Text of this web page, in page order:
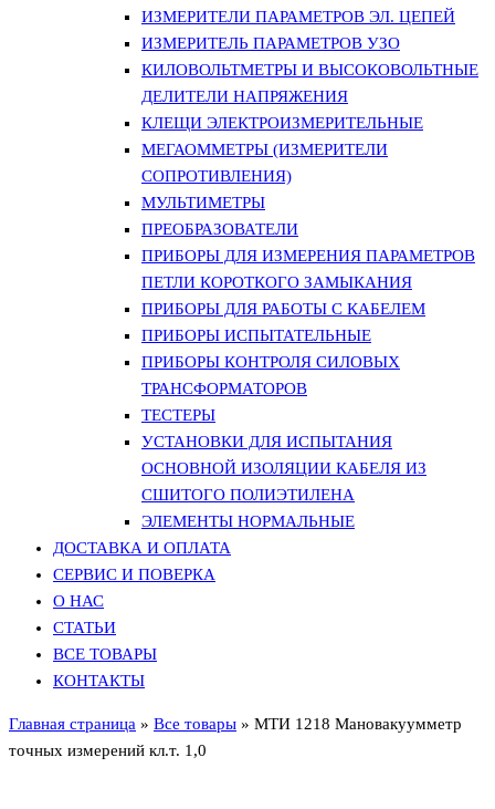
ИЗМЕРИТЕЛИ ПАРАМЕТРОВ ЭЛ. ЦЕПЕЙ
ИЗМЕРИТЕЛЬ ПАРАМЕТРОВ УЗО
КИЛОВОЛЬТМЕТРЫ И ВЫСОКОВОЛЬТНЫЕ
ДЕЛИТЕЛИ НАПРЯЖЕНИЯ
КЛЕЩИ ЭЛЕКТРОИЗМЕРИТЕЛЬНЫЕ
МЕГАОММЕТРЫ (ИЗМЕРИТЕЛИ
СОПРОТИВЛЕНИЯ)
МУЛЬТИМЕТРЫ
ПРЕОБРАЗОВАТЕЛИ
ПРИБОРЫ ДЛЯ ИЗМЕРЕНИЯ ПАРАМЕТРОВ
ПЕТЛИ КОРОТКОГО ЗАМЫКАНИЯ
ПРИБОРЫ ДЛЯ РАБОТЫ С КАБЕЛЕМ
ПРИБОРЫ ИСПЫТАТЕЛЬНЫЕ
ПРИБОРЫ КОНТРОЛЯ СИЛОВЫХ
ТРАНСФОРМАТОРОВ
ТЕСТЕРЫ
УСТАНОВКИ ДЛЯ ИСПЫТАНИЯ
ОСНОВНОЙ ИЗОЛЯЦИИ КАБЕЛЯ ИЗ
СШИТОГО ПОЛИЭТИЛЕНА
ЭЛЕМЕНТЫ НОРМАЛЬНЫЕ
ДОСТАВКА И ОПЛАТА
СЕРВИС И ПОВЕРКА
О НАС
СТАТЬИ
ВСЕ ТОВАРЫ
КОНТАКТЫ
Главная страница » Все товары » МТИ 1218 Мановакуумметр
точных измерений кл.т. 1,0